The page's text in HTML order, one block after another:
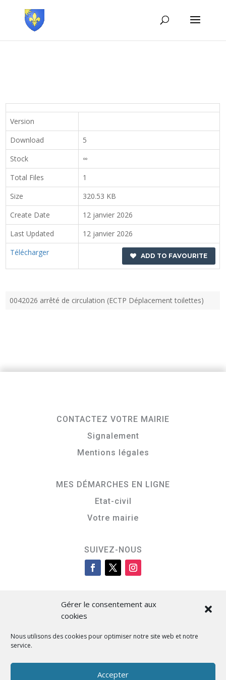
Gérer le consentement aux
cookies
Nous utilisons des cookies pour optimiser notre site web et notre
service.
Accepter
Version
Download
5
Stock
∞
Total Files
1
Size
320.53 KB
Create Date
12 janvier 2026
Last Updated
12 janvier 2026
Télécharger
ADD TO FAVOURITE
0042026 arrêté de circulation (ECTP Déplacement toilettes)
CONTACTEZ VOTRE MAIRIE
Signalement
Mentions légales
MES DÉMARCHES EN LIGNE
Etat-civil
Votre mairie
SUIVEZ-NOUS
Cità di L’Isula